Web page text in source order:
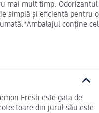
mai mult timp. Odorizantul
simplă și eficientă pentru o
conține cel
Fresh este gata de
din jurul său este